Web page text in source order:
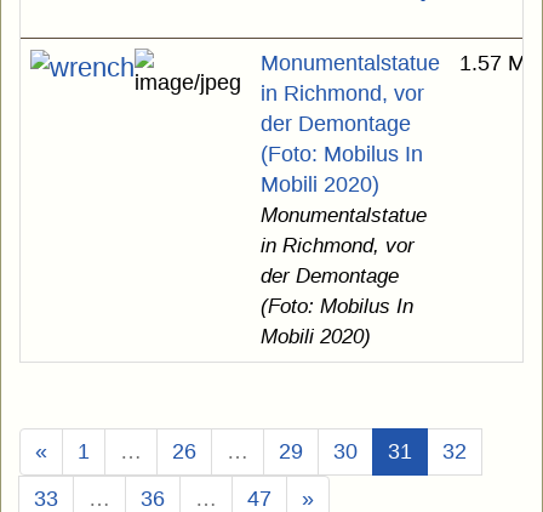
Monumentalstatue
in Richmond, vor
der Demontage
(Foto: Mobilus In
Mobili 2020)
Monumentalstatue
in Richmond, vor
der Demontage
(Foto: Mobilus In
Mobili 2020)
1.57 MB
« 1 … 26 … 29 30 31 (Aktuell)
32
33
… 36 … 47 »